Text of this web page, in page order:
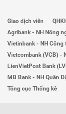
Giao dịch viên
Agribank - NH Nông
Vietinbank - NH Công
Vietcombank (VCB) -
LienVietPost Bank
MB Bank - NH Quân
Tổng cục Thống kê